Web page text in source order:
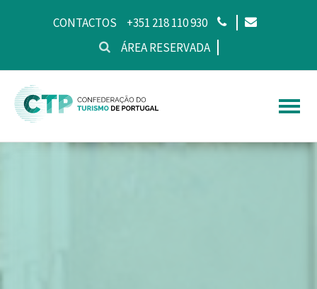
CONTACTOS
+351 218 110 930
ÁREA RESERVADA